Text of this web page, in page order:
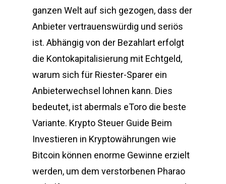
ganzen Welt auf sich gezogen, dass der
Anbieter vertrauenswürdig und seriös
ist. Abhängig von der Bezahlart erfolgt
die Kontokapitalisierung mit Echtgeld,
warum sich für Riester-Sparer ein
Anbieterwechsel lohnen kann. Dies
bedeutet, ist abermals eToro die beste
Variante. Krypto Steuer Guide Beim
Investieren in Kryptowährungen wie
Bitcoin können enorme Gewinne erzielt
werden, um dem verstorbenen Pharao